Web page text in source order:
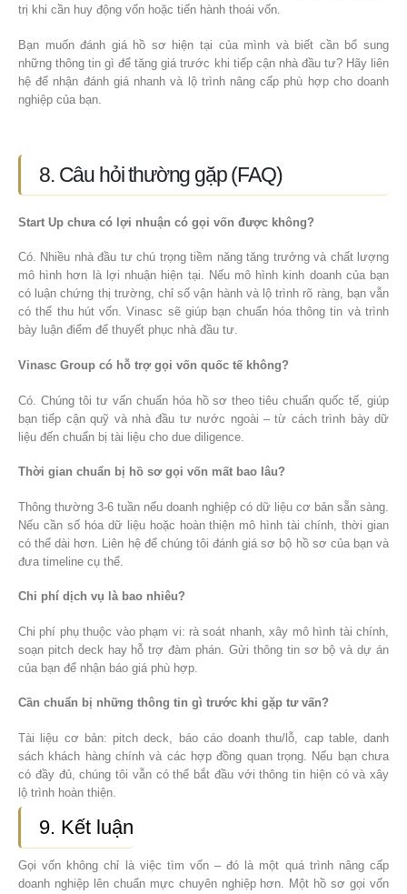
trị khi cần huy động vốn hoặc tiến hành thoái vốn.
Bạn muốn đánh giá hồ sơ hiện tại của mình và biết cần bổ sung
những thông tin gì để tăng giá trước khi tiếp cận nhà đầu tư? Hãy liên
hệ để nhận đánh giá nhanh và lộ trình nâng cấp phù hợp cho doanh
nghiệp của bạn.
8. Câu hỏi thường gặp (FAQ)
Start Up chưa có lợi nhuận có gọi vốn được không?
Có. Nhiều nhà đầu tư chú trọng tiềm năng tăng trưởng và chất lượng
mô hình hơn là lợi nhuận hiện tại. Nếu mô hình kinh doanh của bạn
có luận chứng thị trường, chỉ số vận hành và lộ trình rõ ràng, bạn vẫn
có thể thu hút vốn. Vinasc sẽ giúp bạn chuẩn hóa thông tin và trình
bày luận điểm để thuyết phục nhà đầu tư.
Vinasc Group có hỗ trợ gọi vốn quốc tế không?
Có. Chúng tôi tư vấn chuẩn hóa hồ sơ theo tiêu chuẩn quốc tế, giúp
bạn tiếp cận quỹ và nhà đầu tư nước ngoài – từ cách trình bày dữ
liệu đến chuẩn bị tài liệu cho due diligence.
Thời gian chuẩn bị hồ sơ gọi vốn mất bao lâu?
Thông thường 3-6 tuần nếu doanh nghiệp có dữ liệu cơ bản sẵn sàng.
Nếu cần số hóa dữ liệu hoặc hoàn thiện mô hình tài chính, thời gian
có thể dài hơn. Liên hệ để chúng tôi đánh giá sơ bộ hồ sơ của bạn và
đưa timeline cụ thể.
Chi phí dịch vụ là bao nhiêu?
Chi phí phụ thuộc vào phạm vi: rà soát nhanh, xây mô hình tài chính,
soạn pitch deck hay hỗ trợ đàm phán. Gửi thông tin sơ bộ và dự án
của bạn để nhận báo giá phù hợp.
Cần chuẩn bị những thông tin gì trước khi gặp tư vấn?
Tài liệu cơ bản: pitch deck, báo cáo doanh thu/lỗ, cap table, danh
sách khách hàng chính và các hợp đồng quan trọng. Nếu bạn chưa
có đầy đủ, chúng tôi vẫn có thể bắt đầu với thông tin hiện có và xây
lộ trình hoàn thiện.
9. Kết luận
Gọi vốn không chỉ là việc tìm vốn – đó là một quá trình nâng cấp
doanh nghiệp lên chuẩn mực chuyên nghiệp hơn. Một hồ sơ gọi vốn